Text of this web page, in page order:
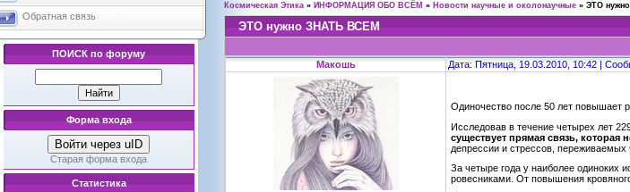
Обратная связь
ПОИСК по форуму
Форма входа
Войти через uID
Старая форма входа
Статистика
Космическая Этика » ИНФОРМАЦИЯ ОБО ВСЁМ » Новости научные и околонаучные » ЭТО
ЭТО нужно ЗНАТЬ ВСЕМ
Макошь Дата: Пятница, 19.03.2010, 10:42 |
Одиночество после 50 лет повышает
Исследовав в течение четырех лет
существует прямая связь,
депрессии и стрессов, переживаемых
За четыре года у наиболее одиноких
ровесниками. От повышения